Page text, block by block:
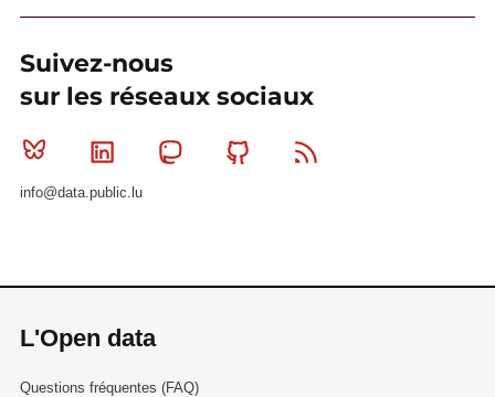
Suivez-nous
sur les réseaux sociaux
Bluesky Linkedin MastodonGithub
info@data.public.lu
L'Open data
Questions fréquentes (FAQ)